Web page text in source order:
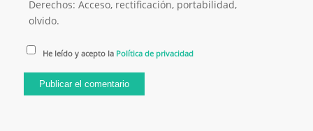
Derechos: Acceso, rectificación, portabilidad,
olvido.
He leído y acepto la Política de privacidad